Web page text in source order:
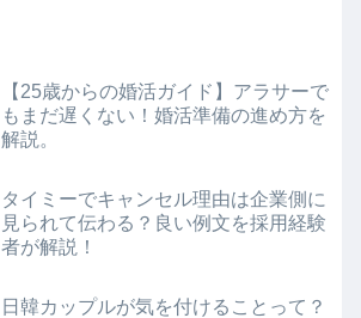
【25歳からの婚活ガイド】アラサーで
もまだ遅くない！婚活準備の進め方を
解説。
タイミーでキャンセル理由は企業側に
見られて伝わる？良い例文を採用経験
者が解説！
日韓カップルが気を付けることって？